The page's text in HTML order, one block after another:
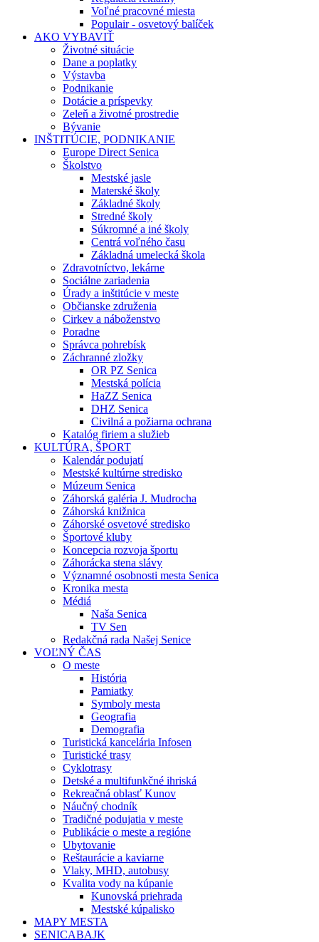
Voľné pracovné miesta
Populair - osvetový balíček
AKO VYBAVIŤ
Životné situácie
Dane a poplatky
Výstavba
Podnikanie
Dotácie a príspevky
Zeleň a životné prostredie
Bývanie
INŠTITÚCIE, PODNIKANIE
Europe Direct Senica
Školstvo
Mestské jasle
Materské školy
Základné školy
Stredné školy
Súkromné a iné školy
Centrá voľného času
Základná umelecká škola
Zdravotníctvo, lekárne
Sociálne zariadenia
Úrady a inštitúcie v meste
Občianske združenia
Cirkev a náboženstvo
Poradne
Správca pohrebísk
Záchranné zložky
OR PZ Senica
Mestská polícia
HaZZ Senica
DHZ Senica
Civilná a požiarna ochrana
Katalóg firiem a služieb
KULTÚRA, ŠPORT
Kalendár podujatí
Mestské kultúrne stredisko
Múzeum Senica
Záhorská galéria J. Mudrocha
Záhorská knižnica
Záhorské osvetové stredisko
Športové kluby
Koncepcia rozvoja športu
Záhorácka stena slávy
Významné osobnosti mesta Senica
Kronika mesta
Médiá
Naša Senica
TV Sen
Redakčná rada Našej Senice
VOĽNÝ ČAS
O meste
História
Pamiatky
Symboly mesta
Geografia
Demografia
Turistická kancelária Infosen
Turistické trasy
Cyklotrasy
Detské a multifunkčné ihriská
Rekreačná oblasť Kunov
Náučný chodník
Tradičné podujatia v meste
Publikácie o meste a regióne
Ubytovanie
Reštaurácie a kaviarne
Vlaky, MHD, autobusy
Kvalita vody na kúpanie
Kunovská priehrada
Mestské kúpalisko
MAPY MESTA
SENICABAJK